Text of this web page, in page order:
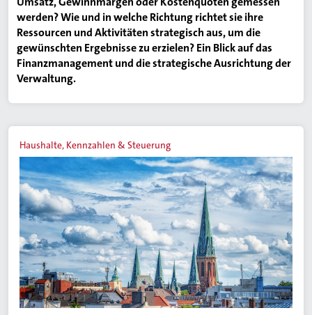
werden? Wie und in welche Richtung richtet sie ihre
Ressourcen und Aktivitäten strategisch aus, um die
gewünschten Ergebnisse zu erzielen? Ein Blick auf das
Finanzmanagement und die strategische Ausrichtung der
Verwaltung.
Haushalte, Kennzahlen & Steuerung